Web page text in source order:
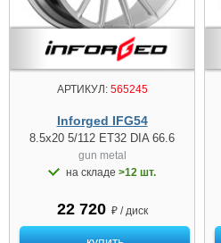
АРТИКУЛ:565245
Inforged IFG54
8.5x20 5/112 ET32 DIA 66.6
gun metal
на складе >12 шт.
22 720 ₽ / диск